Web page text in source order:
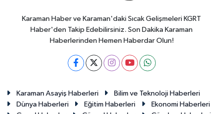
Karaman Haber ve Karaman'daki Sıcak Gelişmeleri KGRT
Haber'den Takip Edebilirsiniz. Son Dakika Karaman
Haberlerinden Hemen Haberdar Olun!
Karaman Asayiş Haberleri
Bilim ve Teknoloji Haberleri
Dünya Haberleri
Eğitim Haberleri
Ekonomi Haberleri